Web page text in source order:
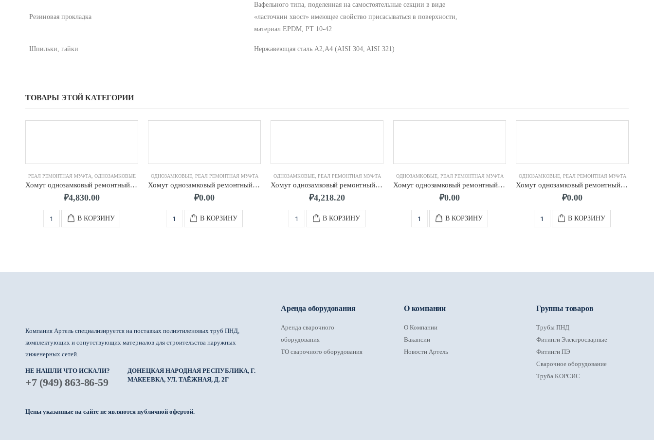
Резиновая прокладка
Вафельного типа, поделенная на самостоятельные секции в виде
«ласточкин хвост» имеющее свойство присасываться в поверхности,
материал EPDM, РТ 10-42
Шпильки, гайки Нержавеющая сталь A2,A4 (AISI 304, AISI 321)
ТОВАРЫ ЭТОЙ КАТЕГОРИИ
РЕАЛ РЕМОНТНАЯ МУФТА ОДНОЗАМКОВЫЕ
Хомут однозамковый ремонтный д. 150 (168-180) мм 2-х шп. L-200
₽4,830.00
В КОРЗИНУ
ОДНОЗАМКОВЫЕ, РЕАЛ РЕМОНТНАЯ МУФТА
Хомут однозамковый ремонтный д. 175 (176-186) мм 2-х шп. L-200
₽0.00
В КОРЗИНУ
ОДНОЗАМКОВЫЕ, РЕАЛ РЕМОНТНАЯ МУФТА
Хомут однозамковый ремонтный д. 80 (88-100) мм 2-х шп. L-200
₽4,218.20
В КОРЗИНУ
ОДНОЗАМКОВЫЕ, РЕАЛ РЕМОНТНАЯ МУФТА
Хомут однозамковый ремонтный д. 125 (123-133) мм 2-х шп. L-200
₽0.00
В КОРЗИНУ
ОДНОЗАМКОВЫЕ, РЕАЛ РЕМОНТНАЯ МУФТА
Хомут однозамковый ремонтный д. 125 (125-135) мм 2-х шп. L-200
₽0.00
В КОРЗИНУ
Компания Артель специализируется на поставках полиэтиленовых труб ПНД,
комплектующих и сопутствующих материалов для строительства наружных
инженерных сетей.
НЕ НАШЛИ ЧТО ИСКАЛИ?
+7 (949) 863-86-59
ДОНЕЦКАЯ НАРОДНАЯ РЕСПУБЛИКА, Г.
МАКЕЕВКА, УЛ. ТАЁЖНАЯ, Д. 2Г
Цены указанные на сайте не являются публичной офертой.
Аренда оборудования
Аренда сварочного
оборудования
ТО сварочного оборудования
О компании
О Компании
Вакансии
Новости Артель
Группы товаров
Трубы ПНД
Фитинги Электросварные
Фитинги ПЭ
Сварочное оборудование
Труба КОРСИС